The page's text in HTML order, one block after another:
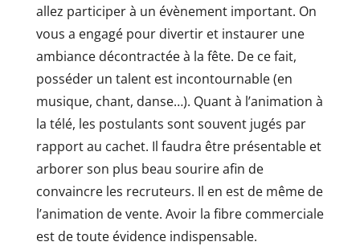
allez participer à un évènement important. On
vous a engagé pour divertir et instaurer une
ambiance décontractée à la fête. De ce fait,
posséder un talent est incontournable (en
musique, chant, danse…). Quant à l’animation à
la télé, les postulants sont souvent jugés par
rapport au cachet. Il faudra être présentable et
arborer son plus beau sourire afin de
convaincre les recruteurs. Il en est de même de
l’animation de vente. Avoir la fibre commerciale
est de toute évidence indispensable.